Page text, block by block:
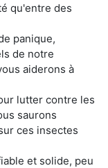
qu'entre des
panique,
de notre
aiderons à
lutter contre les
saurons
ces insectes
et solide, peu